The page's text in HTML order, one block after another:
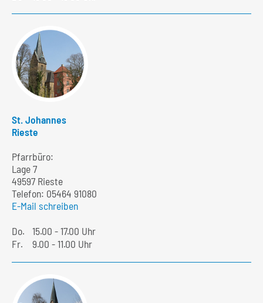
St. Johannes
Rieste
Pfarrbüro:
Lage 7
49597 Rieste
Telefon: 05464 91080
E-Mail schreiben
Do.
15.00 - 17.00 Uhr
Fr.
9.00 - 11.00 Uhr